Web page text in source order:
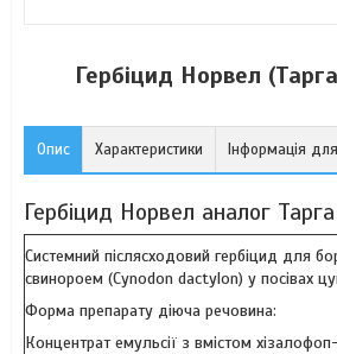
Гербіцид Норвел
Опис Характеристики Інформація
Гербіцид Норвел аналог
Системний післясходовий гербіцид для
свинороем (Cynodon dactylon) у посівах
Форма препарату діюча речовина:
Концентрат емульсії з вмістом